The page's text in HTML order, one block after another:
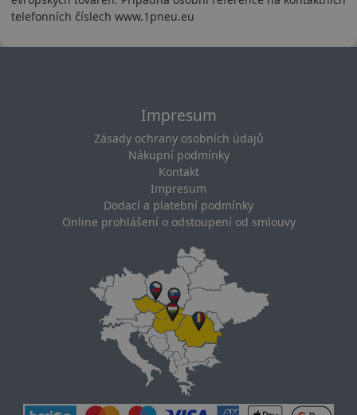
telefonních číslech www.1pneu.eu
Impresum
Zásady ochrany osobních údajů
Nákupní podmínky
Kontakt
Impresum
Dodací a platební podmínky
Online prohlášení o odstoupení od smlouvy